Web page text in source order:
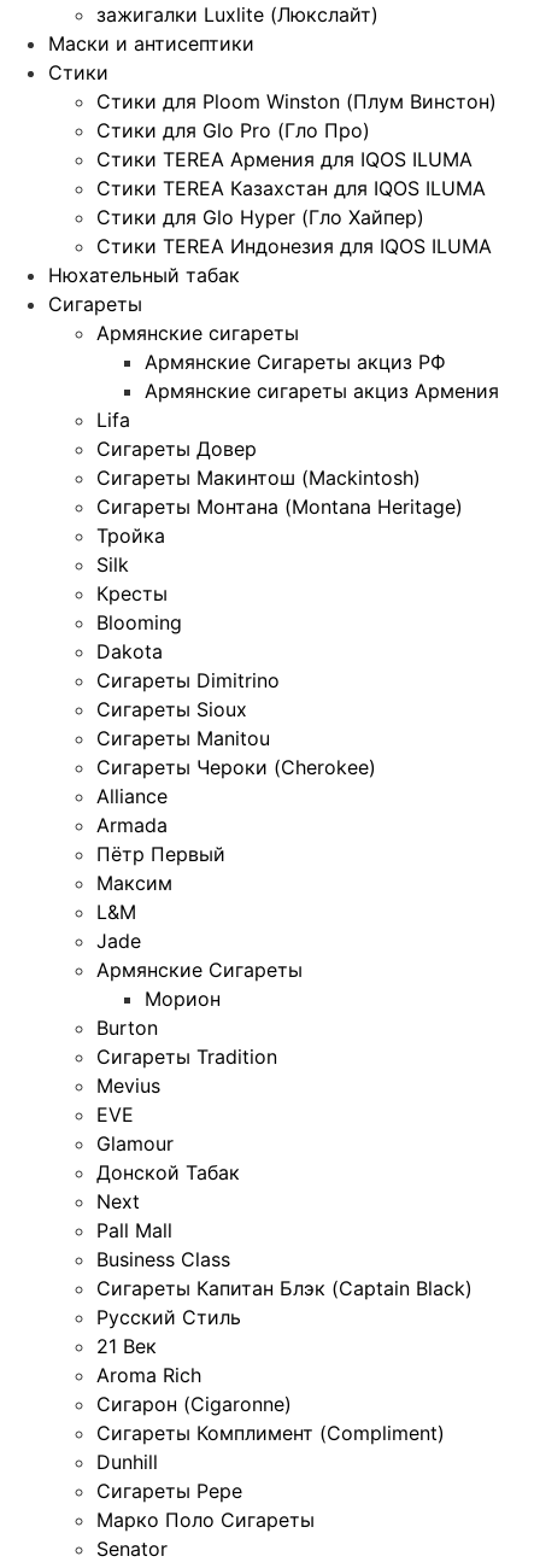
зажигалки Luxlite (Люкслайт)
Маски и антисептики
Стики
Стики для Ploom Winston (Плум Винстон)
Стики для Glo Pro (Гло Про)
Стики TEREA Армения для IQOS ILUMA
Стики TEREA Казахстан для IQOS ILUMA
Стики для Glo Hyper (Гло Хайпер)
Стики TEREA Индонезия для IQOS ILUMA
Нюхательный табак
Сигареты
Армянские сигареты
Армянские Сигареты акциз РФ
Армянские сигареты акциз Армения
Lifa
Сигареты Довер
Сигареты Макинтош (Mackintosh)
Сигареты Монтана (Montana Heritage)
Тройка
Silk
Кресты
Blooming
Dakota
Сигареты Dimitrino
Сигареты Sioux
Сигареты Manitou
Сигареты Чероки (Cherokee)
Alliance
Armada
Пётр Первый
Максим
L&M
Jade
Армянские Сигареты
Морион
Burton
Сигареты Tradition
Mevius
EVE
Glamour
Донской Табак
Next
Pall Mall
Business Class
Сигареты Капитан Блэк (Captain Black)
Русский Стиль
21 Век
Aroma Rich
Сигарон (Cigaronne)
Сигареты Комплимент (Compliment)
Dunhill
Сигареты Pepe
Марко Поло Сигареты
Senator